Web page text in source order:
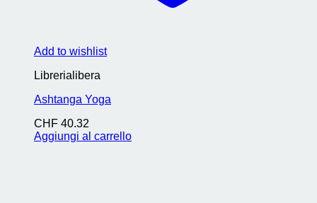
Add to wishlist
Librerialibera
Ashtanga Yoga
CHF 40.32
Aggiungi al carrello